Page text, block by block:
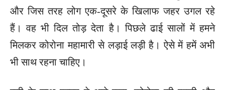
और जिस तरह लोग एक-दूसरे के खिलाफ जहर उगल रहे
हैं। वह भी दिल तोड़ देता है। पिछले ढाई सालों में हमने
मिलकर कोरोना महामारी से लड़ाई लड़ी है। ऐसे में हमें अभी
भी साथ रहना चाहिए।